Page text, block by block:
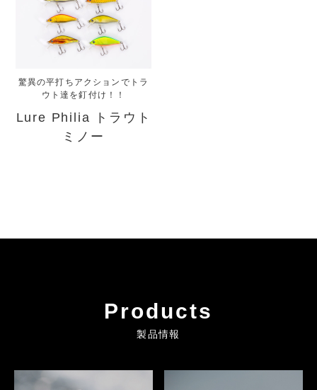
驚異の平打ちアクションでトラ
ウト達を釘付け！！
Lure Philia トラウト
ミノー
Products
製品情報